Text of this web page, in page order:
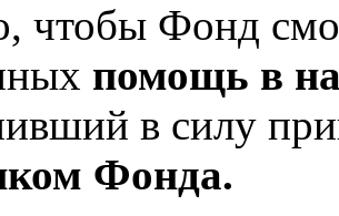
чтобы Фонд
помощь в
в силу
Фонда.